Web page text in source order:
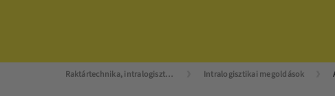
Raktártechnika, intralogisztika mesterfokon Intralogisztikai megoldások